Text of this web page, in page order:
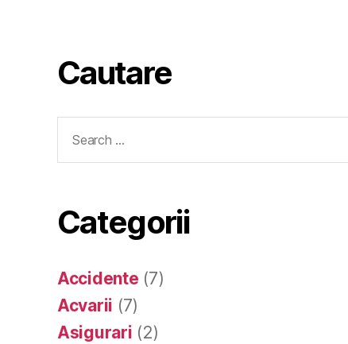
Cautare
for:
Categorii
Accidente (7)
Acvarii (7)
Asigurari (2)